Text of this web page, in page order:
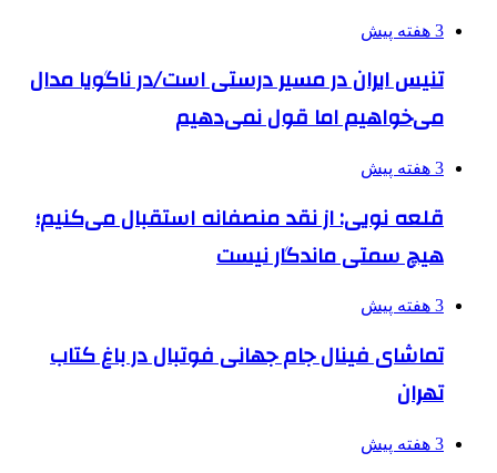
3 هفته پیش
تنیس ایران در مسیر درستی است/در ناگویا مدال
می‌خواهیم اما قول نمی‌دهیم
3 هفته پیش
قلعه نویی: از نقد منصفانه استقبال می‌کنیم؛
هیچ سمتی ماندگار نیست
3 هفته پیش
تماشای فینال جام جهانی فوتبال در باغ کتاب
تهران
3 هفته پیش